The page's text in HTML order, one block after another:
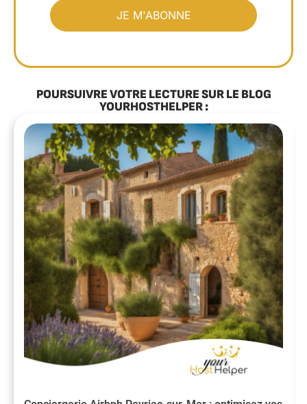
POURSUIVRE VOTRE LECTURE SUR LE BLOG
YOURHOSTHELPER :